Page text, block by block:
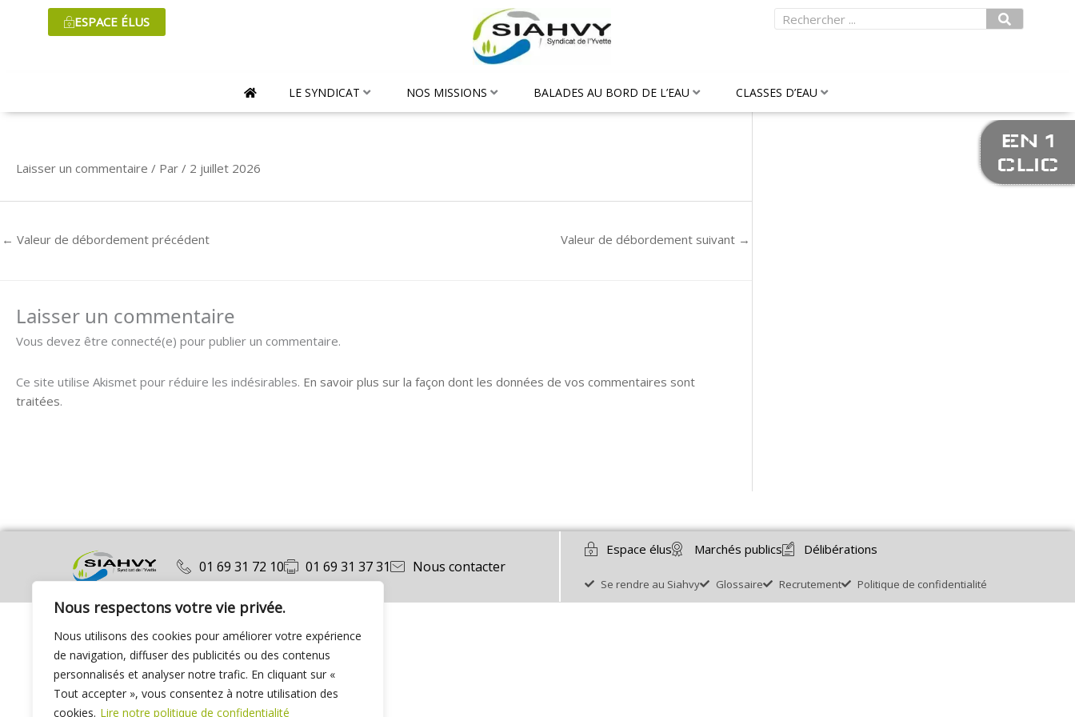
Nous respectons votre vie privée.
Nous utilisons des cookies pour améliorer votre expérience
de navigation, diffuser des publicités ou des contenus
personnalisés et analyser notre trafic. En cliquant sur «
Tout accepter », vous consentez à notre utilisation des
cookies. Lire notre politique de confidentialité
ESPACE ÉLUS Rechercher
LE SYNDICAT NOS MISSIONS BALADES AU BORD DE L’EAU CLASSES D’EAU
Laisser un commentaire / Par / 2 juillet 2026
← Valeur de débordement précédent Valeur de débordement suivant →
Laisser un commentaire
Vous devez être connecté(e) pour publier un commentaire.
Ce site utilise Akismet pour réduire les indésirables. En savoir plus sur la façon dont les données de vos commentaires sont
traitées.
01 69 31 72 10 01 69 31 37 31 Nous contacter
Espace élus Marchés publics Délibérations
Se rendre au Siahvy Glossaire Recrutement Politique de confidentialité
EN 1
CLIC